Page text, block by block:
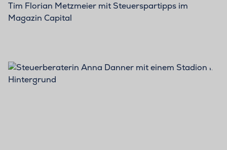
Tim Florian Metzmeier mit Steuerspartipps im
Magazin Capital